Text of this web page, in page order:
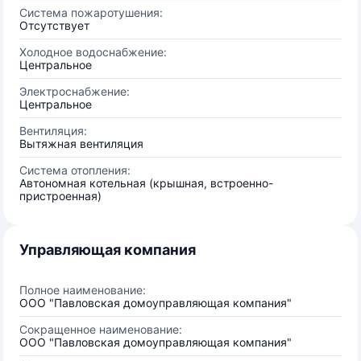
Система пожаротушения:
Отсутствует
Холодное водоснабжение:
Центральное
Электроснабжение:
Центральное
Вентиляция:
Вытяжная вентиляция
Система отопления:
Автономная котельная (крышная, встроенно-
пристроенная)
Управляющая компания
Полное наименование:
ООО "Павловская домоуправляющая компания"
Сокращенное наименование:
ООО "Павловская домоуправляющая компания"